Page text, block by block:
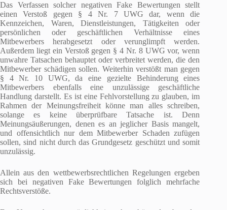
Das Verfassen solcher negativen Fake Bewertungen stellt
einen Verstoß gegen § 4 Nr. 7 UWG dar, wenn die
Kennzeichen, Waren, Dienstleistungen, Tätigkeiten oder
persönlichen oder geschäftlichen Verhältnisse eines
Mitbewerbers herabgesetzt oder verunglimpft werden.
Außerdem liegt ein Verstoß gegen § 4 Nr. 8 UWG vor, wenn
unwahre Tatsachen behauptet oder verbreitet werden, die den
Mitbewerber schädigen sollen. Weiterhin verstößt man gegen
§ 4 Nr. 10 UWG, da eine gezielte Behinderung eines
Mitbewerbers ebenfalls eine unzulässige geschäftliche
Handlung darstellt. Es ist eine Fehlvorstellung zu glauben, im
Rahmen der Meinungsfreiheit könne man alles schreiben,
solange es keine überprüfbare Tatsache ist. Denn
Meinungsäußerungen, denen es an jeglicher Basis mangelt,
und offensichtlich nur dem Mitbewerber Schaden zufügen
sollen, sind nicht durch das Grundgesetz geschützt und somit
unzulässig.
Allein aus den wettbewerbsrechtlichen Regelungen ergeben
sich bei negativen Fake Bewertungen folglich mehrfache
Rechtsverstöße.